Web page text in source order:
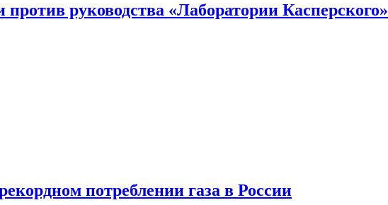
руководства «Лаборатории Касперского»
потреблении газа в России